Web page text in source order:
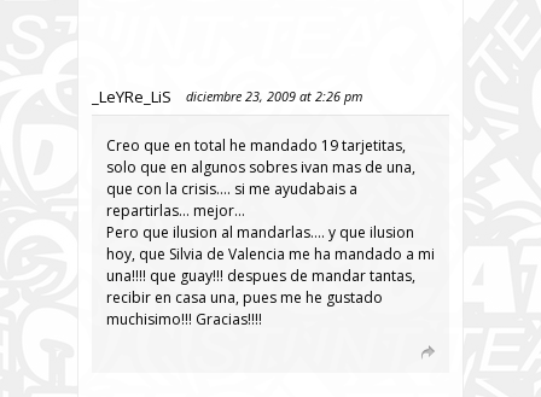
_LeYRe_LiS diciembre 23, 2009 at 2:26 pm
Creo que en total he mandado 19 tarjetitas,
solo que en algunos sobres ivan mas de una,
que con la crisis…. si me ayudabais a
repartirlas… mejor…
Pero que ilusion al mandarlas…. y que ilusion
hoy, que Silvia de Valencia me ha mandado a mi
una!!!! que guay!!! despues de mandar tantas,
recibir en casa una, pues me he gustado
muchisimo!!! Gracias!!!!